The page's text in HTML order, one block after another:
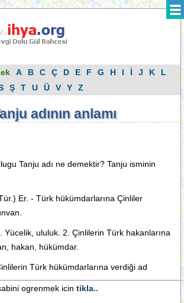
A B C Ç D E F G H I İ J K
L
Ş T U Ü V Y Z
adının anlamı
Tanju adı ne demektir? Tanju isminin
Er. - Türk hükümdarlarına Çinliler
Yücelik, ululuk. 2. Çinlilerin Türk hakanlarına
hakan, hükümdar.
Türk hükümdarlarına verdiği ad
ogrenmek icin tikla..